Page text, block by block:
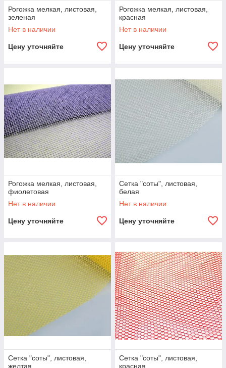
Рогожка мелкая, листовая,
зеленая
Нет в наличии
Цену уточняйте
Рогожка мелкая, листовая,
красная
Нет в наличии
Цену уточняйте
Рогожка мелкая, листовая,
фиолетовая
Нет в наличии
Цену уточняйте
Сетка "соты", листовая,
белая
Нет в наличии
Цену уточняйте
Сетка "соты", листовая,
желтая
Сетка "соты", листовая,
красная